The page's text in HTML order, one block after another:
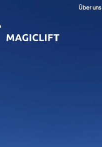
Über uns